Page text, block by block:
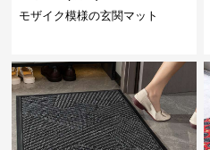
モザイク模様の玄関マット